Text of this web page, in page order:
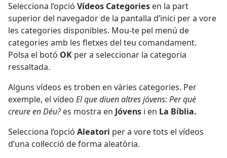
Selecciona l’opció Vídeos Categories en la part
superior del navegador de la pantalla d’inici per a vore
les categories disponibles. Mou-te pel menú de
categories amb les fletxes del teu comandament.
Polsa el botó OK per a seleccionar la categoria
ressaltada.
Alguns vídeos es troben en vàries categories. Per
exemple, el vídeo El que diuen altres jóvens: Per què
creure en Déu?es mostra en Jóvens i en La Bíblia.
Selecciona l’opció Aleatori per a vore tots el vídeos
d’una col·lecció de forma aleatòria.